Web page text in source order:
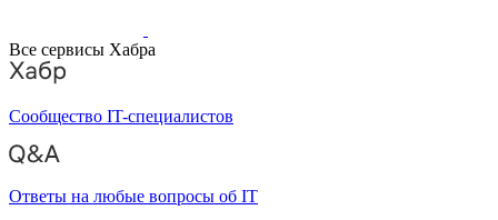
Все сервисы Хабра
Сообщество IT-специалистов
Ответы на любые вопросы об IT